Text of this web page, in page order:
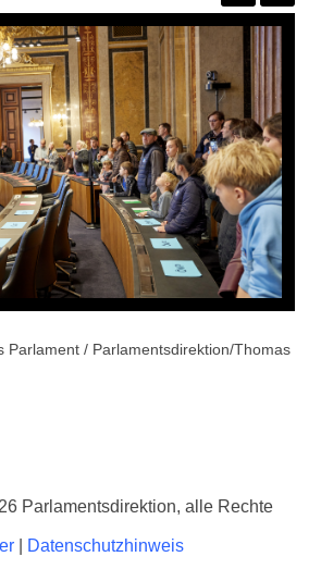
Parlament / Parlamentsdirektion/Thomas
Parlamentsdirektion, alle Rechte
Datenschutzhinweis